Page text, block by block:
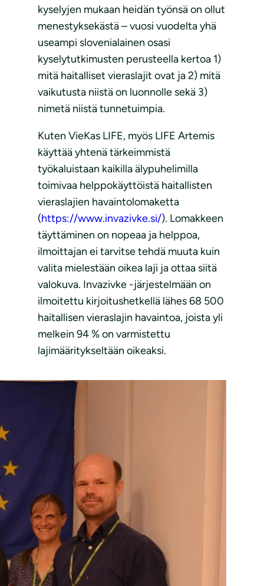
kyselyjen mukaan heidän työnsä on ollut
menestyksekästä – vuosi vuodelta yhä
useampi slovenialainen osasi
kyselytutkimusten perusteella kertoa 1)
mitä haitalliset vieraslajit ovat ja 2) mitä
vaikutusta niistä on luonnolle sekä 3)
nimetä niistä tunnetuimpia.
Kuten VieKas LIFE, myös LIFE Artemis
käyttää yhtenä tärkeimmistä
työkaluistaan kaikilla älypuhelimilla
toimivaa helppokäyttöistä haitallisten
vieraslajien havaintolomaketta
(https://www.invazivke.si/). Lomakkeen
täyttäminen on nopeaa ja helppoa,
ilmoittajan ei tarvitse tehdä muuta kuin
valita mielestään oikea laji ja ottaa siitä
valokuva. Invazivke -järjestelmään on
ilmoitettu kirjoitushetkellä lähes 68 500
haitallisen vieraslajin havaintoa, joista yli
melkein 94 % on varmistettu
lajimääritykseltään oikeaksi.